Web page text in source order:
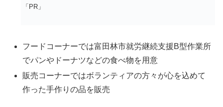
「PR」
フードコーナーでは富田林市就労継続支援B型作業所
でパンやドーナツなどの食べ物を用意
販売コーナーではボランティアの方々が心を込めて
作った手作りの品を販売